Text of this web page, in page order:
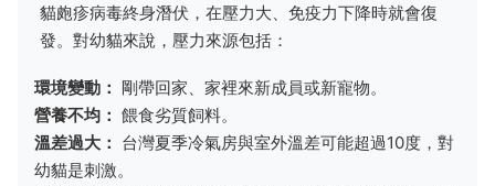
貓皰疹病毒終身潛伏，在壓力大、免疫力下降時就會復
發。對幼貓來說，壓力來源包括：
環境變動： 剛帶回家、家裡來新成員或新寵物。
營養不均： 餵食劣質飼料。
溫差過大： 台灣夏季冷氣房與室外溫差可能超過10度，對
幼貓是刺激。